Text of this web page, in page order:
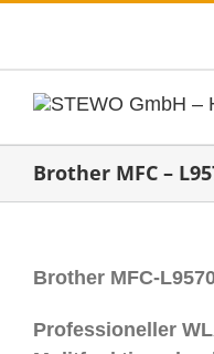
Zum
Brother MFC –
Brother MFC-
Professioneller